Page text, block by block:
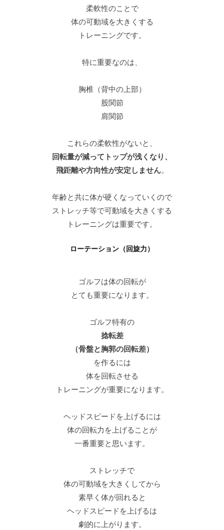
柔軟性のことで
体の可動域を大きくする
トレーニングです。
特に重要なのは、
胸椎（背中の上部）
股関節
肩関節
これらの柔軟性がないと、
回転量が減ってトップが浅くなり、
飛距離や方向性が安定しません。
年齢と共に体が硬くなっていくので
ストレッチ等で可動域を大きくする
トレーニングは重要です。
ローテーション（回旋力）
ゴルフは体の回転が
とても重要になります。
ゴルフ特有の
捻転差
（骨盤と胸郭の回転差）
を作るには
体を回転させる
トレーニングが重要になります。
ヘッドスピードを上げるには
体の回転力を上げることが
一番重要と思います。
ストレッチで
体の可動域を大きくしてから
素早く体が回れると
ヘッドスピードを上げるは
劇的に上がります。